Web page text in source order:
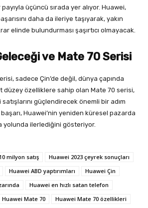
üçüncü sırada yer alıyor. Huawei,
daha da ileriye taşıyarak, yakın
elinde bulundurması şaşırtıcı olmayacak.
ve Mate 70 Serisi
sadece Çin’de değil, dünya çapında
düzey özelliklere sahip olan Mate 70 serisi,
güçlendirecek önemli bir adım
başarı, Huawei’nin yeniden küresel pazarda
yolunda ilerlediğini gösteriyor.
milyon satış
Huawei 2023 çeyrek sonuçları
Huawei ABD yaptırımları
Huawei Çin
Huawei en hızlı satan telefon
Huawei Mate 70
Huawei Mate 70 özellikleri